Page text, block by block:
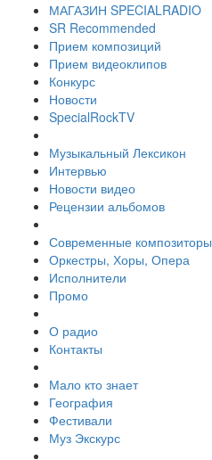
МАГАЗИН SPECIALRADIO
SR Recommended
Прием композиций
Прием видеоклипов
Конкурс
Новости
SpecialRockTV
Музыкальный Лексикон
Интервью
Новости видео
Рецензии альбомов
Современные композиторы
Оркестры, Хоры, Опера
Исполнители
Промо
О радио
Контакты
Мало кто знает
География
Фестивали
Муз Экскурс